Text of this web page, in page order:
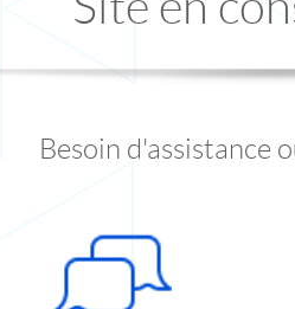
Besoin d'assistance